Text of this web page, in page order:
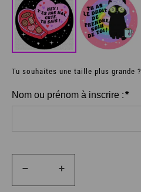
Tu souhaites une taille plus grande ?
Nom ou prénom à inscrire :*